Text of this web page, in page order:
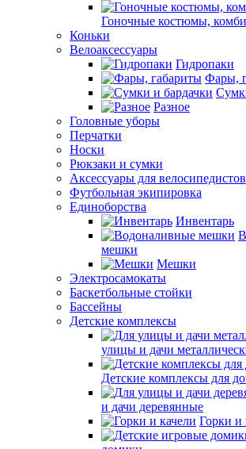
Гоночные костюмы,
Коньки
Велоаксессуары
Гидропаки
Фары,
Разное
Головные уборы
Перчатки
Носки
Рюкзаки и сумки
Аксессуары для велосипедистов
Футбольная экипировка
Единоборства
Инвентарь
мешки
Мешки
Электросамокаты
Баскетбольные стойки
Бассейны
Детские комплексы
улицы и дачи
Детские комплексы для
и дачи деревянные
Горки и